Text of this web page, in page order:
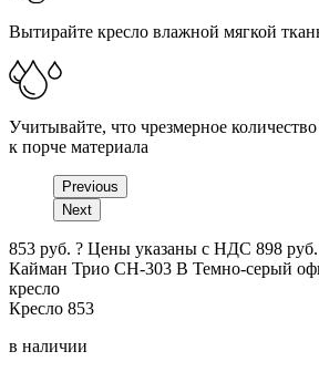
Вытирайте кресло влажной мягкой
Учитывайте, что чрезмерное
к порче материала
Previous
Next
853 руб. ? Цены указаны с НДС 898 руб.
Кайман Трио СН-303 В Темно-серый
кресло
Кресло 853
в наличии